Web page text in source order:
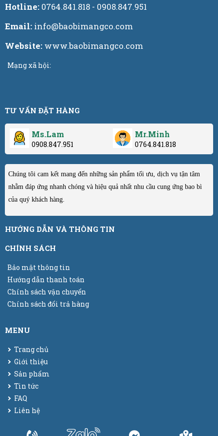
Hotline: 0764.841.818 - 0908.847.951
Email: info@baobimangco.com
Website: www.baobimangco.com
Mạng xã hội:
TƯ VẤN ĐẶT HÀNG
Ms.Lam
0908.847.951
Mr.Minh
0764.841.818
Chúng tôi cam kết mang đến những sản phẩm tối ưu, dịch vụ tận tâm
nhằm đáp ứng nhanh chóng và hiệu quả nhất nhu cầu cung ứng bao bì
của quý khách hàng.
HƯỚNG DẪN VÀ THÔNG TIN
CHÍNH SÁCH
Bảo mật thông tin
Hướng dẫn thanh toán
Chính sách vận chuyển
Chính sách đổi trả hàng
MENU
Trang chủ
Giới thiệu
Sản phẩm
Tin tức
FAQ
Liên hệ